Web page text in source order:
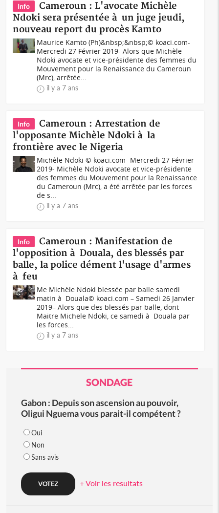
Info
Cameroun : L'avocate Michèle
Ndoki sera présentée à un juge jeudi,
nouveau report du procès Kamto
Maurice Kamto (Ph)&nbsp;&nbsp;© koaci.com-
Mercredi 27 Février 2019- Alors que Michèle
Ndoki avocate et vice-présidente des femmes du
Mouvement pour la Renaissance du Cameroun
(Mrc), arrêtée...
il y a 7 ans
Info
Cameroun : Arrestation de
l'opposante Michèle Ndoki à la
frontière avec le Nigeria
Michèle Ndoki © koaci.com- Mercredi 27 Février
2019- Michèle Ndoki avocate et vice-présidente
des femmes du Mouvement pour la Renaissance
du Cameroun (Mrc), a été arrêtée par les forces
de s...
il y a 7 ans
Info
Cameroun : Manifestation de
l'opposition à Douala, des blessés par
balle, la police dément l'usage d'armes
à feu
Me Michèle Ndoki blessée par balle samedi
matin à Douala© koaci.com – Samedi 26 Janvier
2019– Alors que des blessés par balle, dont
Maitre Michele Ndoki, ce samedi à Douala par
les forces...
il y a 7 ans
SONDAGE
Gabon : Depuis son ascension au pouvoir,
Oligui Nguema vous parait-il compétent ?
Oui
Non
Sans avis
+ Voir les resultats